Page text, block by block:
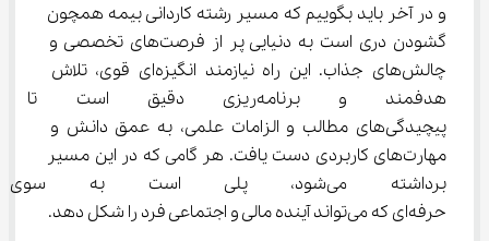
و در آخر باید بگوییم که مسیر رشته کاردانی بیمه همچون
گشودن دری است به دنیایی پر از فرصت‌های تخصصی و
چالش‌های جذاب. این راه نیازمند انگیزه‌ای قوی، تلاش
هدفمند و برنامه‌ریزی دقیق
پیچیدگی‌های مطالب و الزامات علمی، به عمق دانش و
مهارت‌های کاربردی دست یافت. هر گامی که در این مسیر
برداشته می‌شود، پلی است
حرفه‌ای که می‌تواند آینده مالی و اجتماعی فرد را شکل دهد.